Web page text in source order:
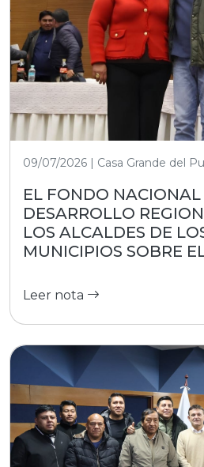
09/07/2026 | Casa Grande del
EL FONDO NACIONAL
DESARROLLO
LOS ALCALDES DE
MUNICIPIOS SOBRE
Leer nota